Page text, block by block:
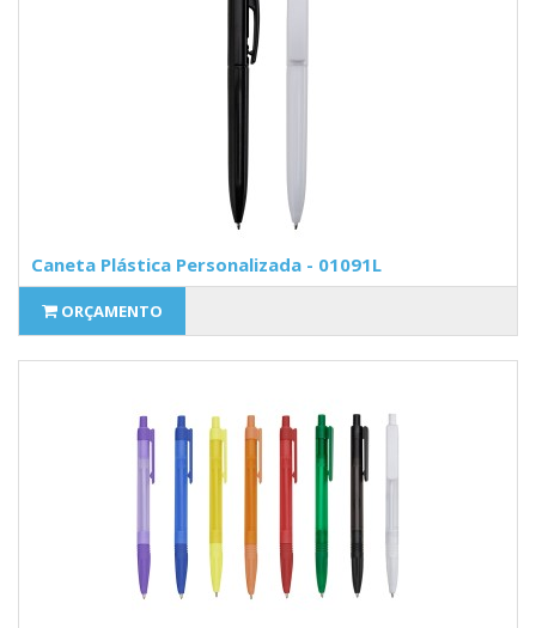
Caneta Plástica Personalizada - 01091L
ORÇAMENTO